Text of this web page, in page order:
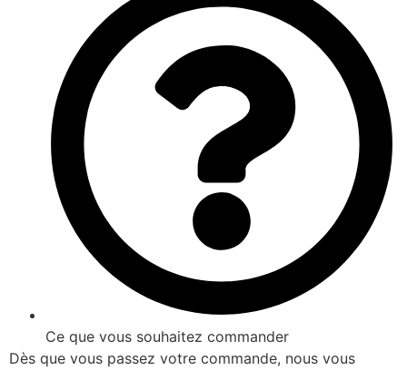
Ce que vous souhaitez commander
Dès que vous passez votre commande, nous vous